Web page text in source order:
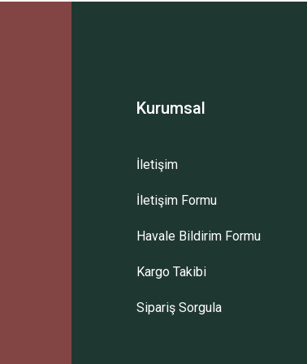
Bu ürüne ilk yorumu siz yapın!
Gönder
Kurumsal
İletişim
İletişim Formu
Havale Bildirim Formu
Kargo Takibi
Sipariş Sorgula